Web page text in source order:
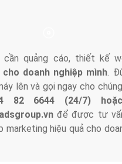
cần quảng cáo, thiết kế
doanh nghiệp mình.
lên và gọi ngay cho
82 6644 (24/7)
để được tư
marketing hiệu quả cho